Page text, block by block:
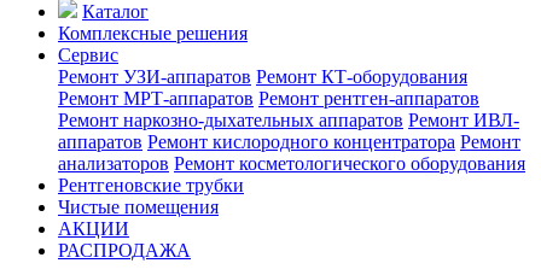
Каталог
Комплексные решения
Сервис
Ремонт УЗИ-аппаратов Ремонт КТ-оборудования
Ремонт МРТ-аппаратов Ремонт рентген-аппаратов
Ремонт наркозно-дыхательных аппаратов Ремонт ИВЛ-
аппаратов Ремонт кислородного концентратора Ремонт
анализаторов Ремонт косметологического оборудования
Рентгеновские трубки
Чистые помещения
АКЦИИ
РАСПРОДАЖА